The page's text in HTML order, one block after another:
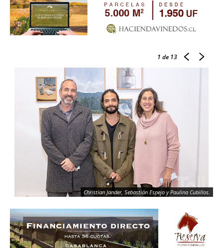
1 de 13
Christian Jander, Sebastián Espejo y Paulina Cubillos.